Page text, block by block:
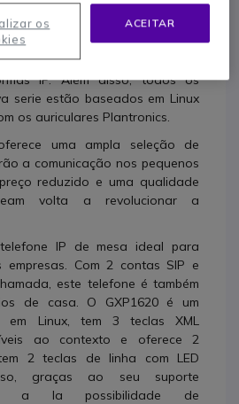
e medianas empresas,
adaptadas às mesmas.
com um novo desenho,
uma interoperabilidade com a
IP. Além disso, todos os
serie estão baseados em Linux
os auriculares Plantronics.
uma ampla seleção de
a comunicação nos pequenos
reduzido e uma qualidade
volta a revolucionar a
IP de mesa ideal para
empresas. Com 2 contas SIP e
este telefone é também
de casa. O GXP1620 é um
em Linux, tem 3 teclas XML
ao contexto e oferece 2
2 teclas de linha com LED
graças ao seu suporte
e a la possibilidade de
ACEITAR
os